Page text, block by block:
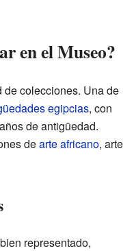
en el Museo?
de colecciones. Una de
egipcias, con
de antigüedad.
dearte africano, arte
representado,